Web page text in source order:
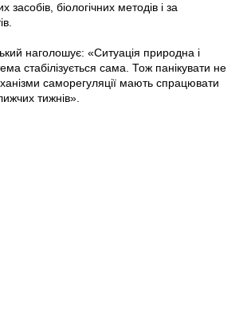
засобів, біологічних методів і за
наголошує: «Ситуація природна і
стабілізується сама. Тож панікувати не
саморегуляції мають спрацювати
тижнів».